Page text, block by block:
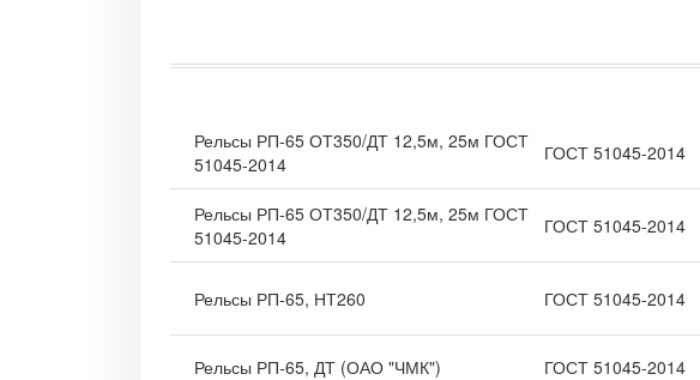
Рельсы РП-65 ОТ350/ДТ 12,5м, 25м ГОСТ
51045-2014
ГОСТ 51045-2014
Рельсы РП-65 ОТ350/ДТ 12,5м, 25м ГОСТ
51045-2014
ГОСТ 51045-2014
Рельсы РП-65, НТ260 ГОСТ 51045-2014
Рельсы РП-65, ДТ (ОАО "ЧМК") ГОСТ 51045-2014